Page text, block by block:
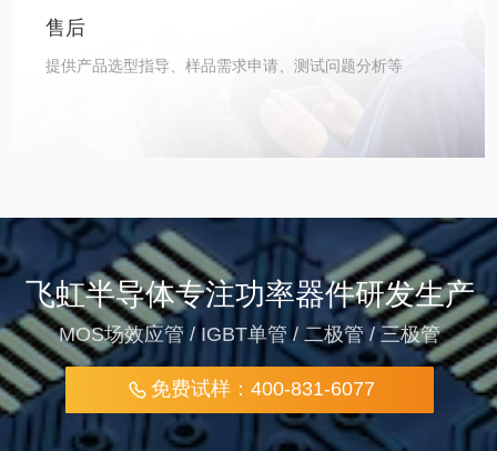
售后
提供产品选型指导、样品需求申请、测试问题分析等
飞虹半导体专注功率器件研发生产
MOS场效应管 / IGBT单管 / 二极管 / 三极管
免费试样：400-831-6077